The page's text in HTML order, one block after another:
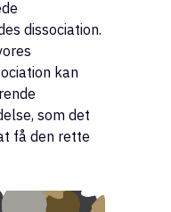
dissociation.
kan
som det
få den rette